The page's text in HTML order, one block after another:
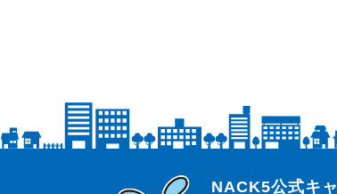
らじっと君
NACK5公式キ